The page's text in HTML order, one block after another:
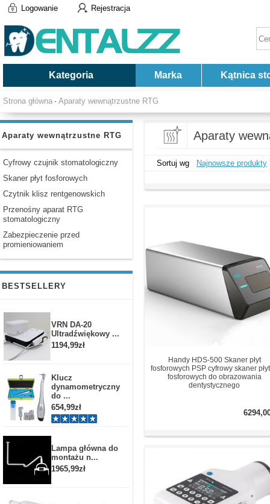
Logowanie Rejestracja
Kategoria Marka Kątnica
Strona główna - Aparaty wewnątrzustne RTG
Aparaty wewnątrzustne RTG
Cyfrowy czujnik stomatologiczny
Skaner płyt fosforowych
Czytnik klisz rentgenowskich
Przenośny aparat RTG
stomatologiczny
Zabezpieczenie przed
promieniowaniem
BESTSELLERY
VRN DA-20
Ultradźwiękowy ...
1194,99zł
Klucz
dynamometryczny
do ...
654,99zł
Lampa główna do
montażu n...
1965,99zł
Aparaty
Sortuj wg Najnowsze produkty
Handy HDS-500 Skaner płyt
fosforowych PSP cyfrowy skaner
fosforowych do obrazowania
dentystycznego